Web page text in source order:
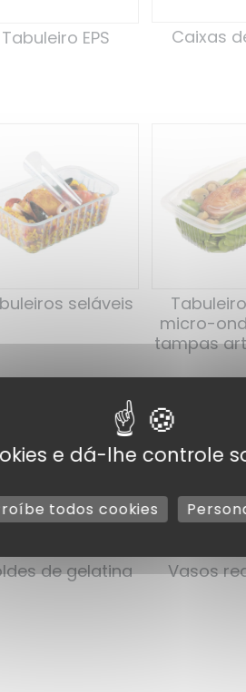
Tabuleiro EPS Caixas
seláveis
micro-
tampas
de gelatina Vasos
e dá-lhe controle
todos cookies